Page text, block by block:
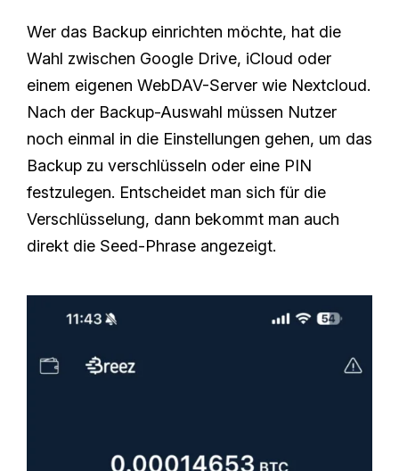
Wer das Backup einrichten möchte, hat die
Wahl zwischen Google Drive, iCloud oder
einem eigenen WebDAV-Server wie Nextcloud.
Nach der Backup-Auswahl müssen Nutzer
noch einmal in die Einstellungen gehen, um das
Backup zu verschlüsseln oder eine PIN
festzulegen. Entscheidet man sich für die
Verschlüsselung, dann bekommt man auch
direkt die Seed-Phrase angezeigt.